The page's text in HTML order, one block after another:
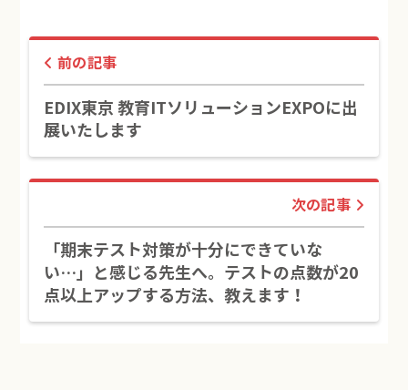
前の記事
EDIX東京 教育ITソリューションEXPOに出
展いたします
次の記事
「期末テスト対策が十分にできていな
い…」と感じる先生へ。テストの点数が20
点以上アップする方法、教えます！